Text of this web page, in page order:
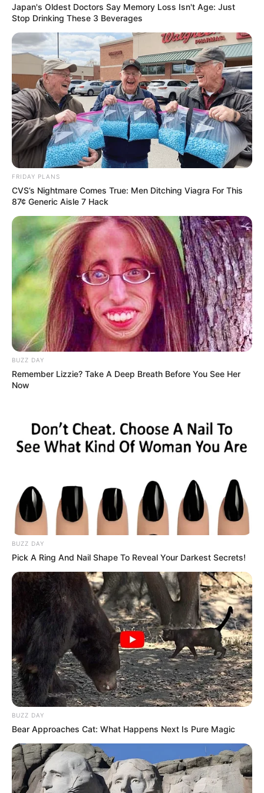
Δεν συμβαίνει, προφανώς. Αν δεν έχουμε υποφέρει
αρκετά τα τελευταία τρία χρόνια ιατρικού και
επιστημονικού φασισμού. Η μαργαρίτα της παραλίας μας
κατέληξε περισσότερο σαν…
Σκέφτηκα λοιπόν ότι ήταν η κατάλληλη στιγμή για να
στείλω ένα σύντομο μήνυμα.
Σταματήστε να αποσπάτε την προσοχή
σας.
Όλη η εσωτερική διαμάχη είναιθέατρο Kabuki. Πάντα
ήταν. Και δεν έχει σημασία. Όχι, σοβαρά, δεν έχει
σημασία.
Δεν έχει σημασία
φίλο Charles Rixey στη ροή του – επειδή και οι δύο αυτοί
πανδημίας” κατασκευάστηκε. Και ο JJ είχε δίκιο ότι ένας
τέτοιος ιός δεν μπορεί να δημιουργήσει μια θανατηφόρα
πανδημία από μόνος του.
Δεν έχει σημασίαπου ο Μάικλ Σένγκερ παρερμήνευσε
το φτύσιμο στο μπλογκ του και δήλωσε ότι ο JJ
“ απέρριψε την υπόθεση του εργαστηρίου” – επειδή δεν
Japan's Oldest Doctors Say Memory Loss Isn't Age: Just
Stop Drinking These 3 Beverages
FRIDAY PLANS
CVS’s Nightmare Comes True: Men Ditching Viagra For This
87¢ Generic Aisle 7 Hack
BUZZ DAY
Remember Lizzie? Take A Deep Breath Before You See Her
Now
BUZZ DAY
Pick A Ring And Nail Shape To Reveal Your Darkest Secrets!
BUZZ DAY
Bear Approaches Cat: What Happens Next Is Pure Magic